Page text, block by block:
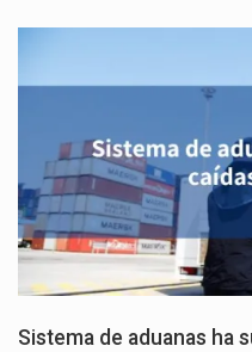
Sistema de aduanas ha